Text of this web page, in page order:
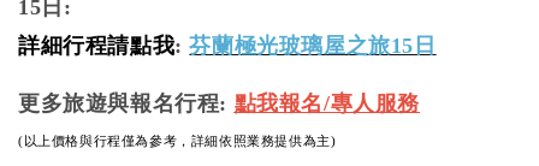
15日 :
詳細行程請點我:芬蘭極光玻璃屋之旅15日
更多旅遊與報名行程: 點我報名/專人服務
(以上價格與行程僅為參考，詳細依照業務提供為主)